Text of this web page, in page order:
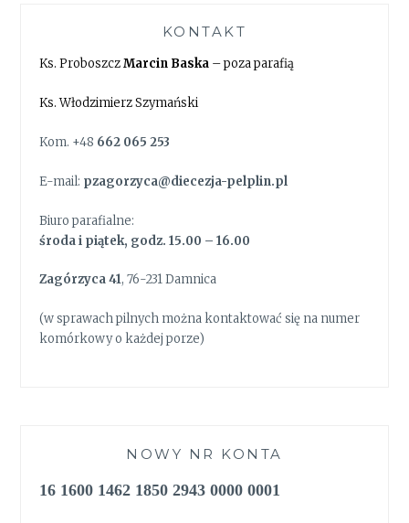
KONTAKT
Ks. ProboszczMarcin Baska – poza parafią
Ks. Włodzimierz Szymański
Kom. +48 662 065 253
E-mail: pzagorzyca@diecezja-pelplin.pl
Biuro parafialne:
środa i piątek, godz. 15.00 – 16.00
Zagórzyca 41, 76-231 Damnica
(w sprawach pilnych można kontaktować się na numer
komórkowy o każdej porze)
NOWY NR KONTA
16 1600 1462 1850 2943 0000 0001